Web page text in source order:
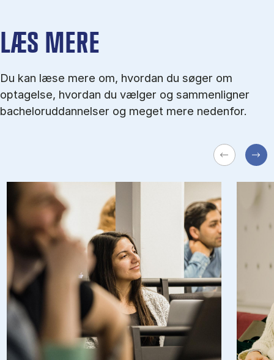
LÆS MERE
Du kan læse mere om, hvordan du søger om
optagelse, hvordan du vælger og sammenligner
bacheloruddannelser og meget mere nedenfor.